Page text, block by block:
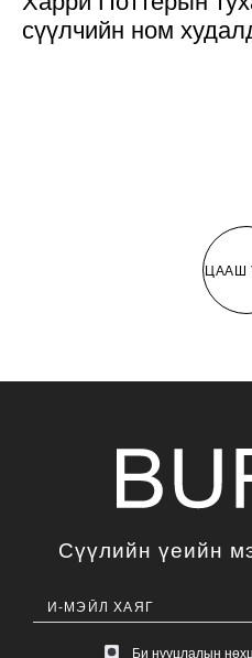
сүүлчийн ном
ЦААШ
Сүүлийн үеийн
Би нууцлалын